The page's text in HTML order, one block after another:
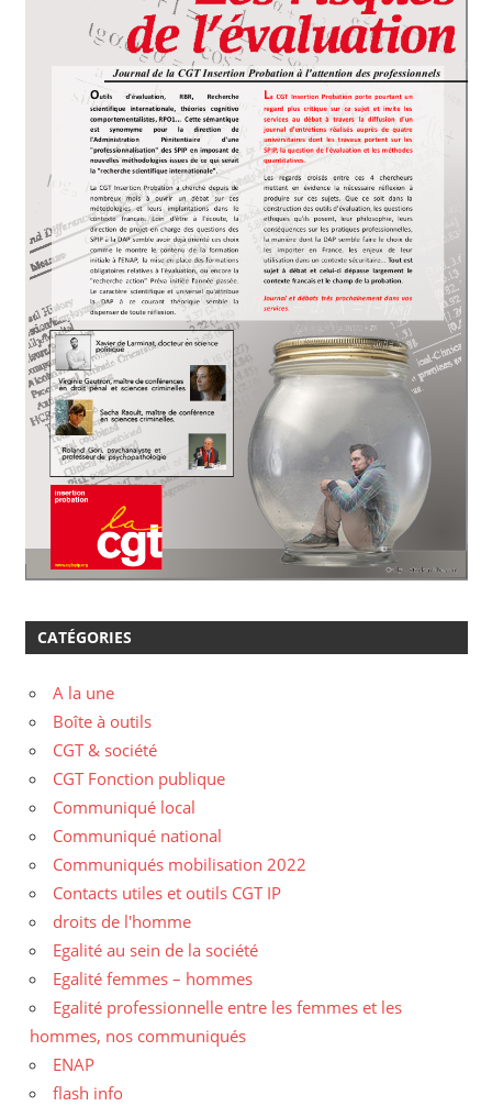
CATÉGORIES
A la une
Boîte à outils
CGT & société
CGT Fonction publique
Communiqué local
Communiqué national
Communiqués mobilisation 2022
Contacts utiles et outils CGT IP
droits de l'homme
Egalité au sein de la société
Egalité femmes – hommes
Egalité professionnelle entre les femmes et les
hommes, nos communiqués
ENAP
flash info